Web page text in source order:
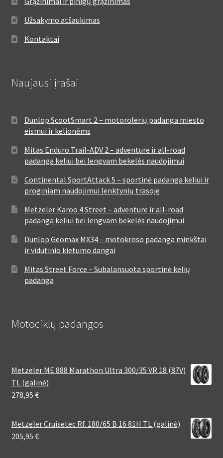
Užsakymo atšaukimas
Kontaktai
Naujausi įrašai
Dunlop ScootSmart 2 – motorolerių padanga miesto
eismui ir kelionėms
Mitas Enduro Trail-ADV 2 – adventure ir all-road
padanga keliui bei lengvam bekelės naudojimui
Continental SportAttack 5 – sportinė padanga keliui ir
proginiam naudojimui lenktynių trasoje
Metzeler Karoo 4 Street – adventure ir all-road
padanga keliui bei lengvam bekelės naudojimui
Dunlop Geomax MX34 – motokroso padanga minkštai
ir vidutinio kietumo dangai
Mitas Street Force – Subalansuota sportinė kelių
padanga
Motociklų padangos
Metzeler ME 888 Marathon Ultra 300/35 VR 18 (87V)
TL (galinė)
278,95 €
Metzeler Cruisetec Rf. 180/65 B 16 81H TL (galinė)
205,95 €